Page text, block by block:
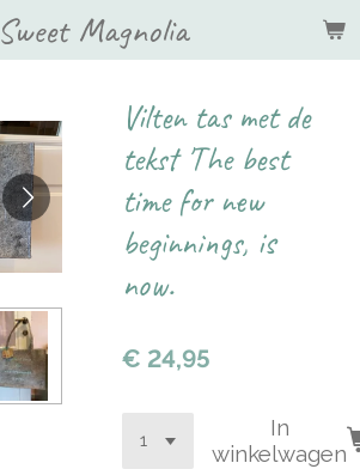
Sweet Magnolia
Vilten tas met de
tekst 'The best
time for new
beginnings, is
now.
€ 24,95
In
winkelwagen